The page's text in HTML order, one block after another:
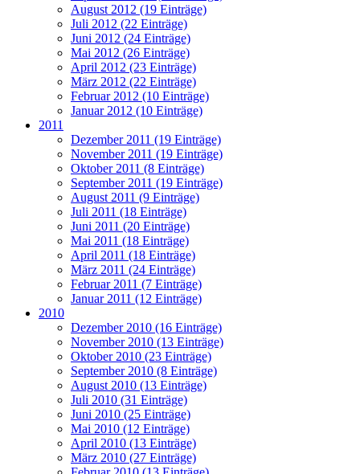
August 2012 (19 Einträge)
Juli 2012 (22 Einträge)
Juni 2012 (24 Einträge)
Mai 2012 (26 Einträge)
April 2012 (23 Einträge)
März 2012 (22 Einträge)
Februar 2012 (10 Einträge)
Januar 2012 (10 Einträge)
2011
Dezember 2011 (19 Einträge)
November 2011 (19 Einträge)
Oktober 2011 (8 Einträge)
September 2011 (19 Einträge)
August 2011 (9 Einträge)
Juli 2011 (18 Einträge)
Juni 2011 (20 Einträge)
Mai 2011 (18 Einträge)
April 2011 (18 Einträge)
März 2011 (24 Einträge)
Februar 2011 (7 Einträge)
Januar 2011 (12 Einträge)
2010
Dezember 2010 (16 Einträge)
November 2010 (13 Einträge)
Oktober 2010 (23 Einträge)
September 2010 (8 Einträge)
August 2010 (13 Einträge)
Juli 2010 (31 Einträge)
Juni 2010 (25 Einträge)
Mai 2010 (12 Einträge)
April 2010 (13 Einträge)
März 2010 (27 Einträge)